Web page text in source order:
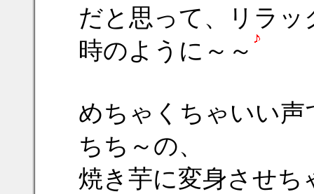
だと思って、リラ
時のように～～
めちゃくちゃいい
ちち～の、
焼き芋に変身させち